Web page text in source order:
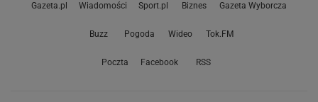
Gazeta.pl Wiadomości Sport.pl Biznes Gazeta Wyborcza
Buzz Pogoda Wideo Tok.FM
Poczta Facebook RSS